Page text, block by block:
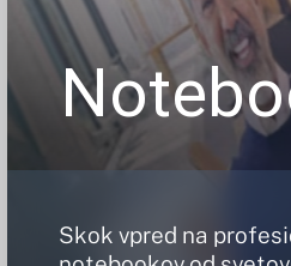
Skok vpred na